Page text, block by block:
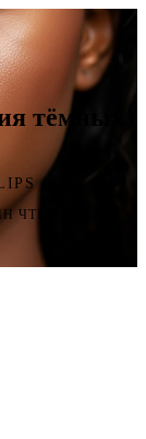
тёмных
ЧТЕНИЯ